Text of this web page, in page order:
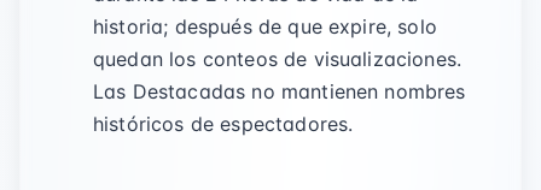
historia; después de que expire, solo
quedan los conteos de visualizaciones.
Las Destacadas no mantienen nombres
históricos de espectadores.